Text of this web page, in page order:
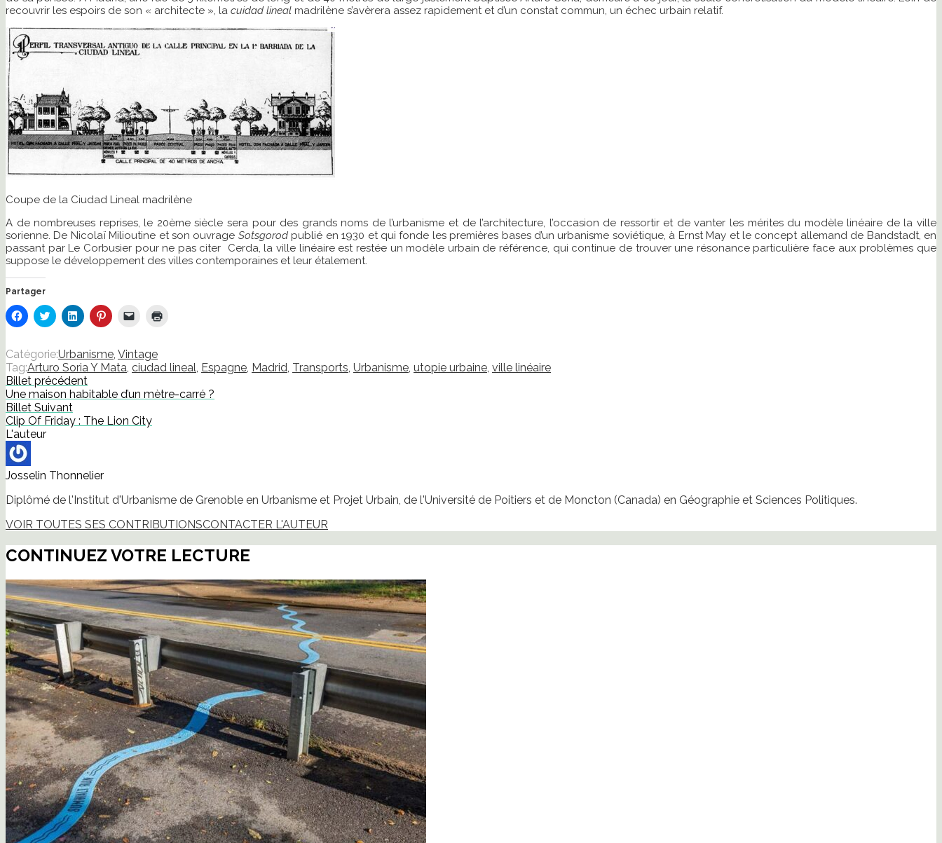
recouvrir les espoirs de son « architecte », la cuidad lineal madrilène s’avèrera assez rapidement et d’un constat commun, un échec urbain relatif.
Coupe de la Ciudad Lineal madrilène
A de nombreuses reprises, le 20ème siècle sera pour des grands noms de l’urbanisme et de l’architecture, l’occasion de ressortir et de vanter les mérites du modèle linéaire de la ville
sorienne. De Nicolaï Milioutine et son ouvrage Sotsgorodpublié en 1930 et qui fonde les premières bases d’un urbanisme soviétique, à Ernst May et le concept allemand de Bandstadt, en
passant par Le Corbusier pour ne pas citer Cerda, la ville linéaire est restée un modèle urbain de référence, qui continue de trouver une résonance particulière face aux problèmes que
suppose le développement des villes contemporaines et leur étalement.
Partager
Cliquez
pour
Facebook(ouvre
dans
une
nouvelle
fenêtre)
Cliquez
pour
Twitter(ouvre
dans
une
nouvelle
fenêtre)
Cliquez
pour
LinkedIn(ouvre
dans
une
nouvelle
fenêtre)
Cliquez
pour
Pinterest(ouvre
dans
une
fenêtre)
Cliquer
pour
lien
par
e-
un
dans
une
fenêtre)
Catégorie:Urbanisme, Vintage
Tag:Arturo Soria Y Mata, ciudad lineal, Espagne, Madrid, Transports, Urbanisme, utopie urbaine, ville linéaire
Billet précédent
Une maison habitable d’un mètre-carré ?
Billet Suivant
Clip Of Friday : The Lion City
L'auteur
Josselin Thonnelier
Diplômé de l'Institut d'Urbanisme de Grenoble en Urbanisme et Projet Urbain, de l'Université de Poitiers et de Moncton (Canada) en Géographie et Sciences Politiques.
VOIR TOUTES SES CONTRIBUTIONSCONTACTER L'AUTEUR
CONTINUEZ VOTRE LECTURE